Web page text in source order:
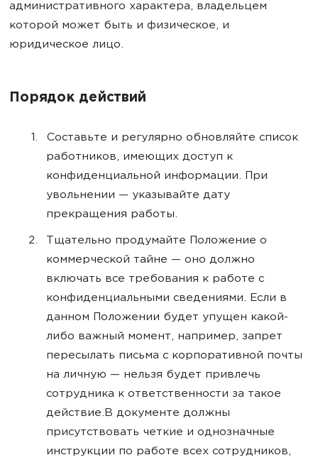
административного характера, владельцем
которой может быть и физическое, и
юридическое лицо.
Порядок действий
Составьте и регулярно обновляйте список
работников, имеющих доступ к
конфиденциальной информации. При
увольнении — указывайте дату
прекращения работы.
Тщательно продумайте Положение о
коммерческой тайне — оно должно
включать все требования к работе с
конфиденциальными сведениями. Если в
данном Положении будет упущен какой-
либо важный момент, например, запрет
пересылать письма с корпоративной почты
на личную — нельзя будет привлечь
сотрудника к ответственности за такое
действие.В документе должны
присутствовать четкие и однозначные
инструкции по работе всех сотрудников,